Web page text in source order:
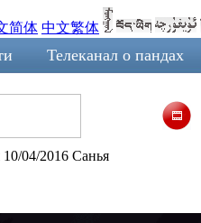
简体 中文繁体
Телеканал о пандах
04/2016 Санья